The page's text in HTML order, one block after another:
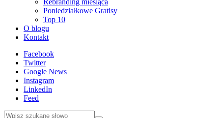
Rebranding miesiąca
Poniedziałkowe Gratisy
Top 10
O blogu
Kontakt
Facebook
Twitter
Google News
Instagram
LinkedIn
Feed